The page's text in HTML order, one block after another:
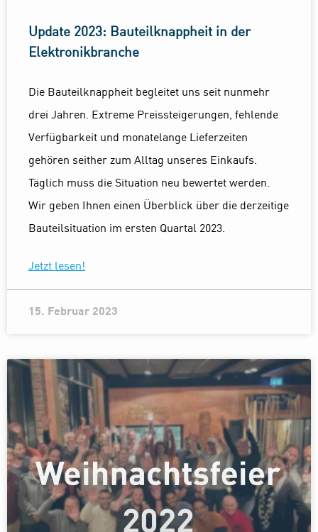
Update 2023: Bauteilknappheit in der
Elektronikbranche
Die Bauteilknappheit begleitet uns seit nunmehr
drei Jahren. Extreme Preissteigerungen, fehlende
Verfügbarkeit und monatelange Lieferzeiten
gehören seither zum Alltag unseres Einkaufs.
Täglich muss die Situation neu bewertet werden.
Wir geben Ihnen einen Überblick über die derzeitige
Bauteilsituation im ersten Quartal 2023.
Jetzt lesen!
15. Februar 2023